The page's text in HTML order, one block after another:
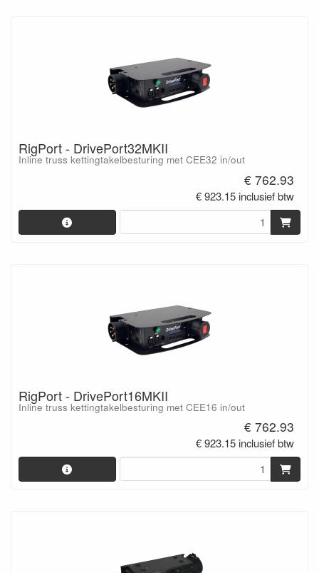
RigPort - DrivePort32MKII
Inline truss kettingtakelbesturing met CEE32 in/out
€ 762.93
€ 923.15 inclusief btw
RigPort - DrivePort16MKII
Inline truss kettingtakelbesturing met CEE16 in/out
€ 762.93
€ 923.15 inclusief btw